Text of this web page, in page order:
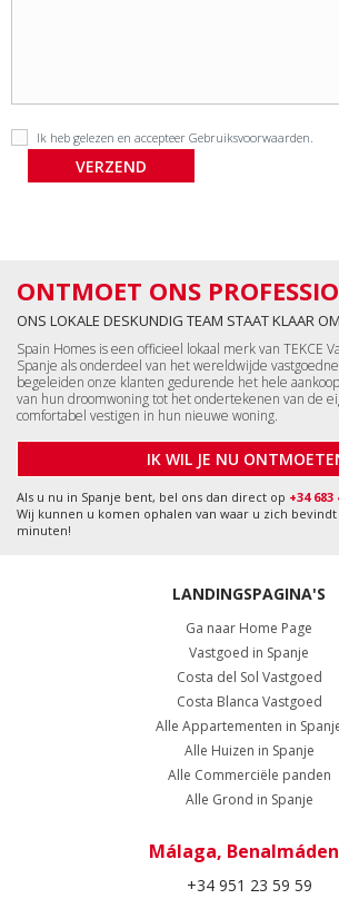
Ik heb gelezen en accepteer Gebruiksvoorwaarden.
ONTMOET ONS
ONS LOKALE DESKUNDIG TEAM STAAT KLAAR
Spain Homes is een officieel lokaal merk van TEKCE
Spanje als onderdeel van het wereldwijde
begeleiden onze klanten gedurende het hele
van hun droomwoning tot het ondertekenen van de
comfortabel vestigen in hun nieuwe woning.
IK WIL JE NU
Als u nu in Spanje bent, bel ons dan direct op +34 683
Wij kunnen u komen ophalen van waar u zich bevindt
minuten!
LANDINGSPAGINA'S
Ga naar Home Page
Vastgoed in Spanje
Costa del Sol Vastgoed
Costa Blanca Vastgoed
Alle Appartementen in
Alle Huizen in Spanje
Alle Commerciële panden
Alle Grond in Spanje
Málaga,
+34 951 23 59 59